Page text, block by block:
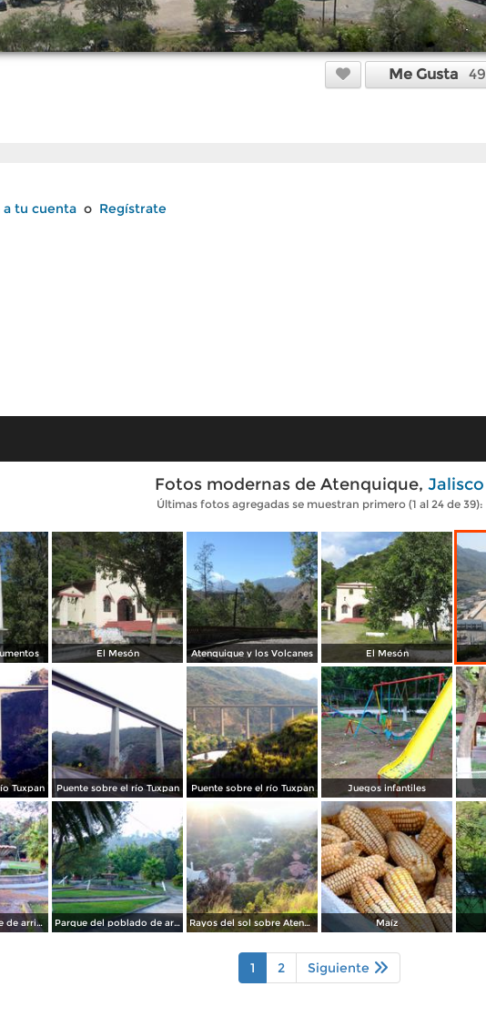
Me Gusta 49
tu cuenta o Regístrate
Fotos modernas de Atenquique, Jalisco
Últimas fotos agregadas se muestran primero (1 al 24 de 39):
El Mesón Atenquique y los Volcanes El Mesón
Tuxpan Puente sobre el río Tuxpan Puente sobre el río Tuxpan Juegos infantiles
Fuente del parque de arriba Parque del poblado de arriba Rayos del sol sobre Atenquique Maíz
1 2 Siguiente